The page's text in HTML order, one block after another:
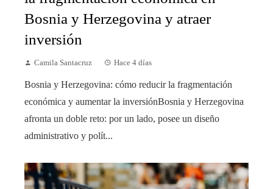
Bosnia y Herzegovina y atraer
inversión
Camila Santacruz Hace 4 días
Bosnia y Herzegovina: cómo reducir la fragmentación
económica y aumentar la inversiónBosnia y Herzegovina
afronta un doble reto: por un lado, posee un diseño
administrativo y polít...